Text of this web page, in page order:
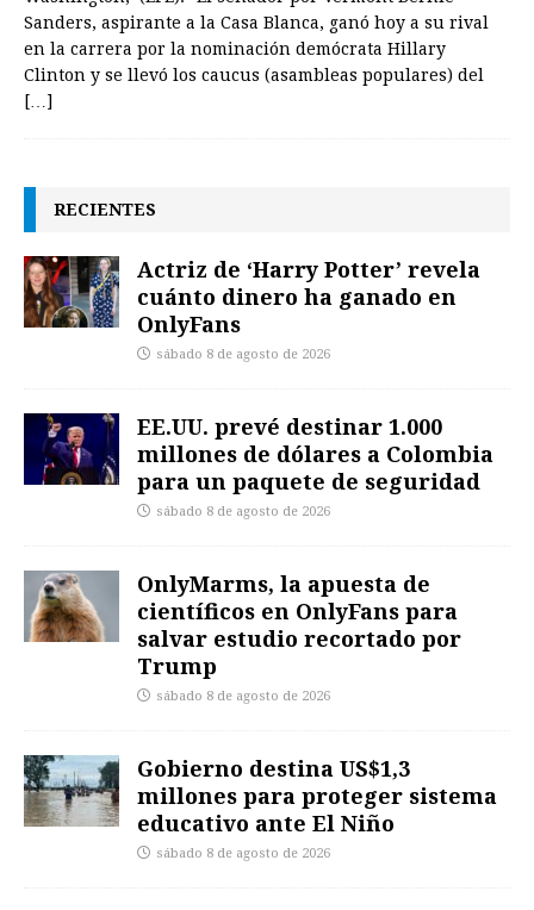
Sanders, aspirante a la Casa Blanca, ganó hoy a su rival
en la carrera por la nominación demócrata Hillary
Clinton y se llevó los caucus (asambleas populares) del
[…]
RECIENTES
Actriz de ‘Harry Potter’ revela
cuánto dinero ha ganado en
OnlyFans
sábado 8 de agosto de 2026
EE.UU. prevé destinar 1.000
millones de dólares a Colombia
para un paquete de seguridad
sábado 8 de agosto de 2026
OnlyMarms, la apuesta de
científicos en OnlyFans para
salvar estudio recortado por
Trump
sábado 8 de agosto de 2026
Gobierno destina US$1,3
millones para proteger sistema
educativo ante El Niño
sábado 8 de agosto de 2026